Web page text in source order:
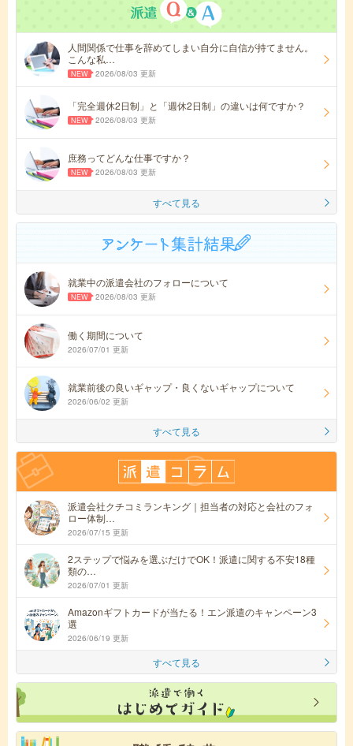
人間関係で仕事を辞めてしまい自分に自信が持てません。
こんな私…
2026/08/03 更新
「完全週休2日制」と「週休2日制」の違いは何ですか？
2026/08/03 更新
庶務ってどんな仕事ですか？
2026/08/03 更新
すべて見る
就業中の派遣会社のフォローについて
2026/08/03 更新
働く期間について
2026/07/01 更新
就業前後の良いギャップ・良くないギャップについて
2026/06/02 更新
すべて見る
派遣会社クチコミランキング｜担当者の対応と会社のフォ
ロー体制…
2026/07/15 更新
2ステップで悩みを選ぶだけでOK！派遣に関する不安18種
類の…
2026/07/01 更新
Amazonギフトカードが当たる！エン派遣のキャンペーン3
選
2026/06/19 更新
すべて見る